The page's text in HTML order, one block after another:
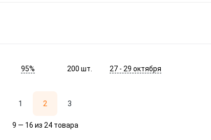
95% 200шт. 27 - 29 октября
1 2 3
9 — 16 из 24 товара